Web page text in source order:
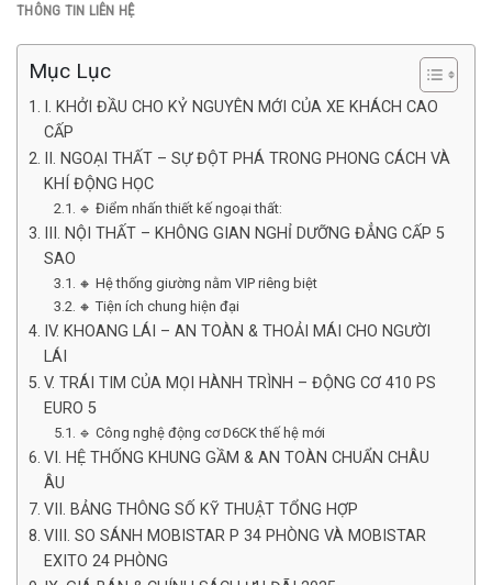
THÔNG TIN LIÊN HỆ
Mục Lục
I. KHỞI ĐẦU CHO KỶ NGUYÊN MỚI CỦA XE KHÁCH CAO
CẤP
II. NGOẠI THẤT – SỰ ĐỘT PHÁ TRONG PHONG CÁCH VÀ
KHÍ ĐỘNG HỌC
🔹 Điểm nhấn thiết kế ngoại thất:
III. NỘI THẤT – KHÔNG GIAN NGHỈ DƯỠNG ĐẲNG CẤP 5
SAO
🔸 Hệ thống giường nằm VIP riêng biệt
🔸 Tiện ích chung hiện đại
IV. KHOANG LÁI – AN TOÀN & THOẢI MÁI CHO NGƯỜI
LÁI
V. TRÁI TIM CỦA MỌI HÀNH TRÌNH – ĐỘNG CƠ 410 PS
EURO 5
🔹 Công nghệ động cơ D6CK thế hệ mới
VI. HỆ THỐNG KHUNG GẦM & AN TOÀN CHUẨN CHÂU
ÂU
VII. BẢNG THÔNG SỐ KỸ THUẬT TỔNG HỢP
VIII. SO SÁNH MOBISTAR P 34 PHÒNG VÀ MOBISTAR
EXITO 24 PHÒNG